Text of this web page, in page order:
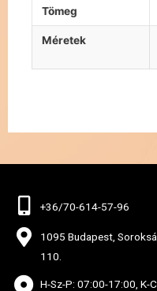
Tömeg
Méretek
+36/70-614-57-96
1095 Budapest,
110.
H-Sz-P: 07:00-17:00, K-